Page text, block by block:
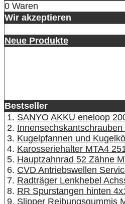
0 Waren
Wir akzeptieren
Neue Produkte
Bestseller
SANYO AKKU eneloop
Kugelpfannen und
Karosseriehalter MTA4
Hauptzahnrad 52 Zähne
CVD Antriebswellen
Radträger Lenkhebel
RR Spurstangen hinten
Slipper Reibungsgummis